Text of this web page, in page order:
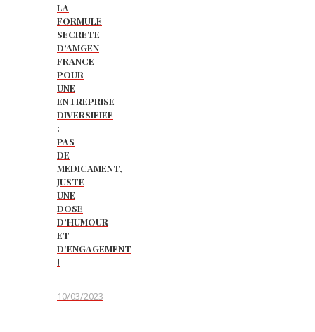
LA
FORMULE
SECRETE
D’AMGEN
FRANCE
POUR
UNE
ENTREPRISE
DIVERSIFIEE
:
PAS
DE
MEDICAMENT,
JUSTE
UNE
DOSE
D’HUMOUR
ET
D’ENGAGEMENT
!
10/03/2023